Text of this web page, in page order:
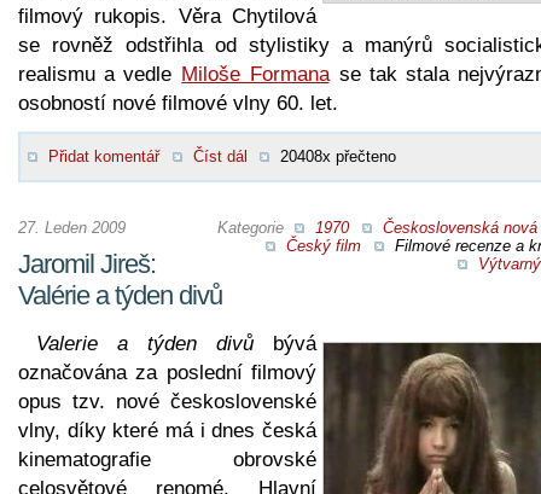
filmový rukopis. Věra Chytilová
se rovněž odstřihla od stylistiky a manýrů
realismu a vedle Miloše Formana se tak stala
osobností nové filmové vlny 60. let.
Přidat komentář Číst dál 20408x přečteno
Kategorie 1970
Československá nová
Český film
Filmové recenze a
27. Leden 2009
Jaromil Jireš:
Valérie a týden divů
Valerie a týden divů bývá
označována za poslední filmový
opus tzv. nové československé
vlny, díky které má i dnes česká
kinematografie obrovské
celosvětové renomé. Hlavní